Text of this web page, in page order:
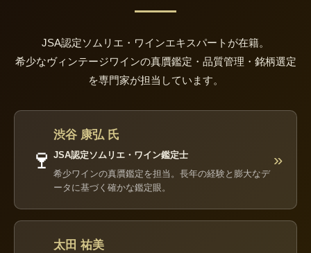
JSA認定ソムリエ・ワインエキスパートが在籍。
希少なヴィンテージワインの真贋鑑定・品質管理・銘柄選定
を専門家が担当しています。
🍷
渋谷 康弘 氏
JSA認定ソムリエ・ワイン鑑定士
希少ワインの真贋鑑定を担当。長年の経験と膨大なデ
ータに基づく確かな鑑定眼。
»
太田 祐美